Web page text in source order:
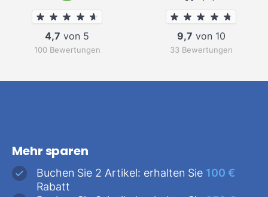
4,7 von 5
100 Bewertungen
9,7 von 10
33 Bewertungen
Mehr sparen
Buchen Sie 2 Artikel: erhalten Sie 100 €
Rabatt